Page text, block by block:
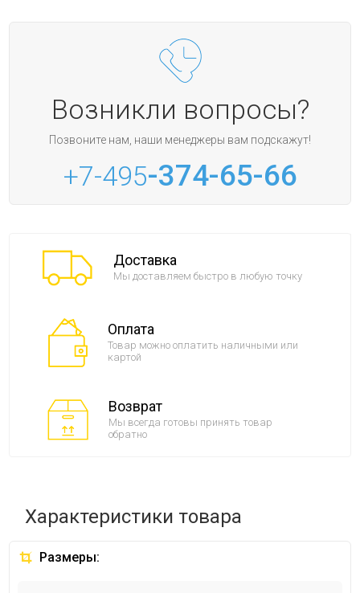
Возникли вопросы?
Позвоните нам, наши менеджеры вам подскажут!
+7-495-374-65-66
Доставка
Мы доставляем быстро в любую точку
Оплата
Товар можно оплатить наличными или
картой
Возврат
Мы всегда готовы принять товар
обратно
Характеристики товара
Размеры: